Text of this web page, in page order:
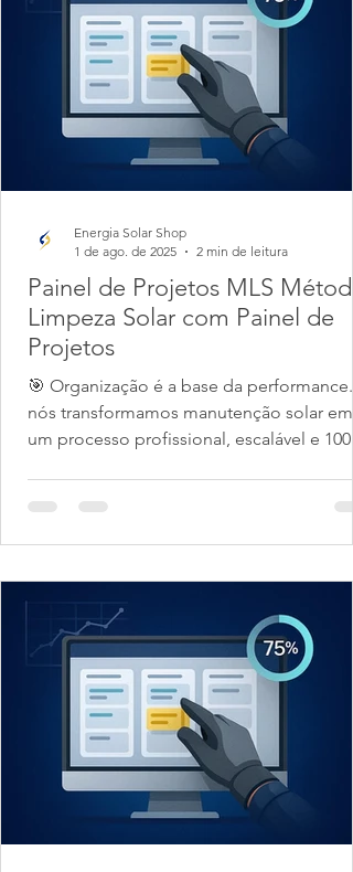
Painel de Projetos MLS Método
Limpeza Solar com Painel de
Projetos
🎯 Organização é a base da performance.
nós transformamos manutenção solar em
um processo profissional, escalável e
Energia Solar Shop
1 de ago. de 2025
2 min de leitura